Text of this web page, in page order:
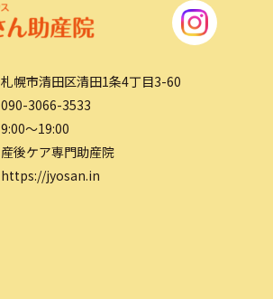
札幌市清田区清田1条4丁目3-60
090-3066-3533
9:00～19:00
産後ケア専門助産院
https://jyosan.in